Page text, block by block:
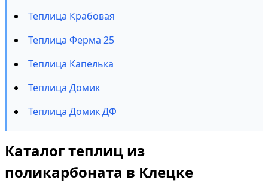
Теплица Крабовая
Теплица Ферма 25
Теплица Капелька
Теплица Домик
Теплица Домик ДФ
Каталог теплиц из
поликарбоната в Клецке